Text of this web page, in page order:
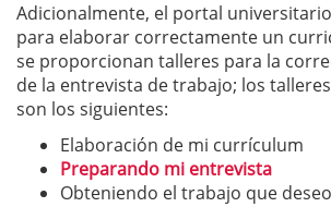
Adicionalmente, el portal
para elaborar correctamente un
se proporcionan talleres para la
de la entrevista de trabajo; los
son los siguientes:
Elaboración de mi currículum
Preparando mi entrevista
Obteniendo el trabajo que deseo